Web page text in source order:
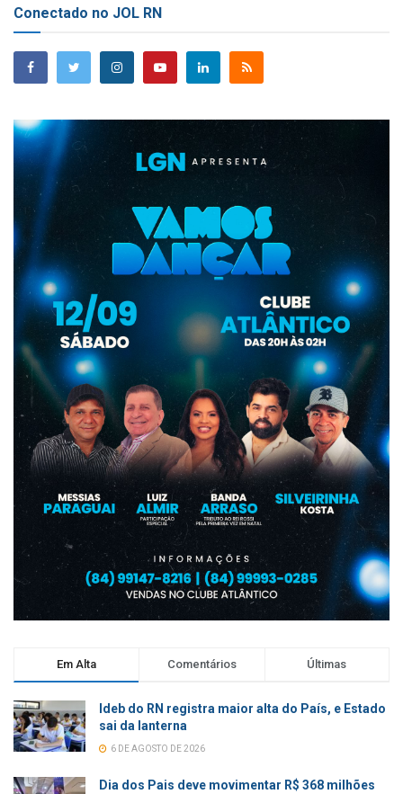
Conectado no JOL RN
Em Alta Comentários Últimas
Ideb do RN registra maior alta do País, e Estado
sai da lanterna
6 DE AGOSTO DE 2026
Dia dos Pais deve movimentar R$ 368 milhões